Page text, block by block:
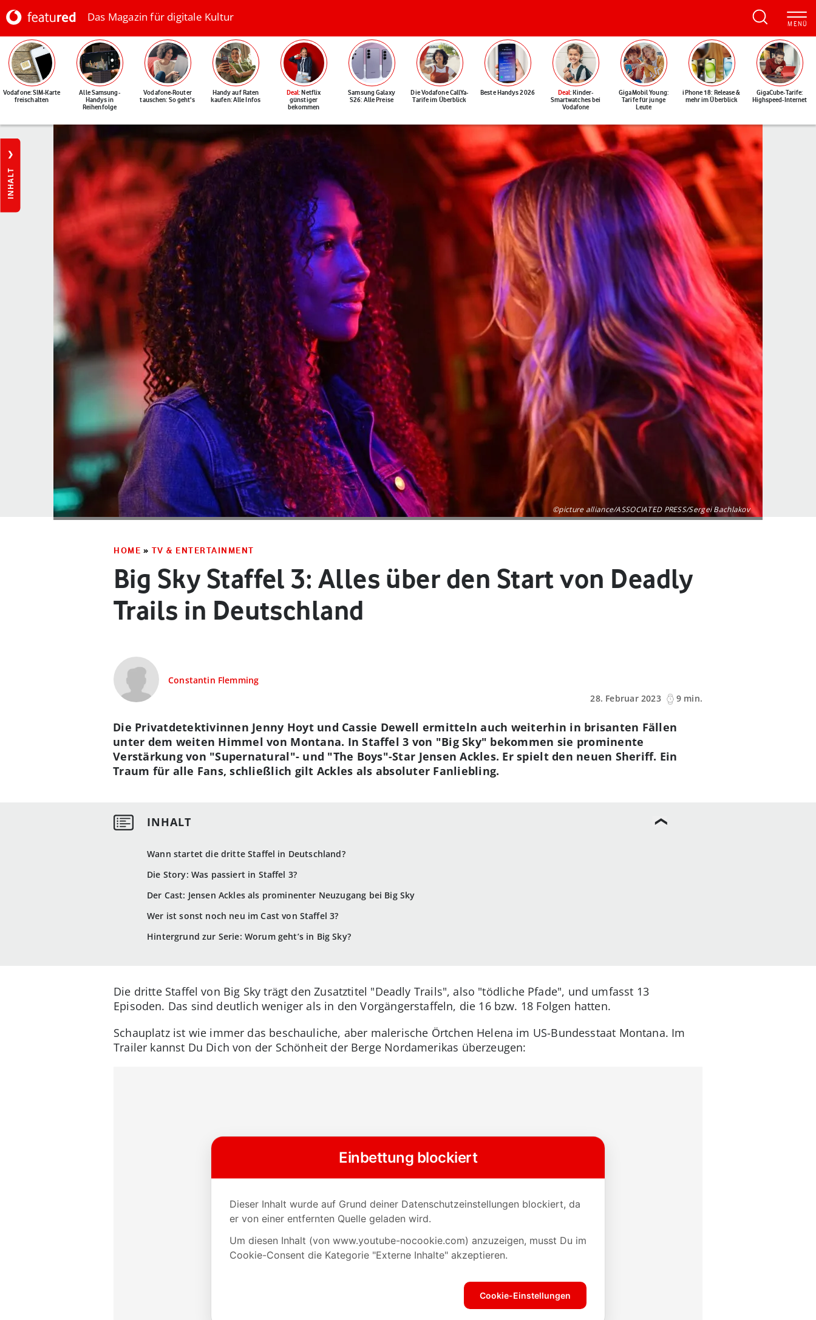
Das Magazin für digitale Kultur
Vodafone: SIM-Karte
freischalten
Alle Samsung-
Handys in
Reihenfolge
Vodafone-Router
tauschen: So geht's
Handy auf Raten
kaufen: Alle Infos
Deal: Netflix
günstiger
bekommen
Samsung Galaxy
S26: Alle Preise
Die Vodafone CallYa-
Tarife im Überblick
Beste Handys 2026 Deal: Kinder-
Smartwatches bei
Vodafone
GigaMobil Young:
Tarife für junge
Leute
iPhone 18: Release &
mehr im Überblick
GigaCube-Tarife:
Highspeed-Internet
INHALT
©picture alliance/ASSOCIATED PRESS/Sergei Bachlakov
HOME » TV & ENTERTAINMENT
Big Sky Staffel 3: Alles über den Start von Deadly
Trails in Deutschland
Constantin Flemming
28. Februar 2023
9 min.
Wann startet die dritte Staffel in Deutschland?
Die Story: Was passiert in Staffel 3?
Der Cast: Jensen Ackles als prominenter Neuzugang bei Big Sky
Wer ist sonst noch neu im Cast von Staffel 3?
Hintergrund zur Serie: Worum geht’s in Big Sky?
Die Privatdetektivinnen Jenny Hoyt und Cassie Dewell ermitteln auch weiterhin in brisanten Fällen
unter dem weiten Himmel von Montana. In Staffel 3 von "Big Sky" bekommen sie prominente
Verstärkung von "Supernatural"- und "The Boys"-Star Jensen Ackles. Er spielt den neuen Sheriff. Ein
Traum für alle Fans, schließlich gilt Ackles als absoluter Fanliebling.
Die dritte Staffel von Big Sky trägt den Zusatztitel "Deadly Trails", also "tödliche Pfade", und umfasst 13
Episoden. Das sind deutlich weniger als in den Vorgängerstaffeln, die 16 bzw. 18 Folgen hatten.
Schauplatz ist wie immer das beschauliche, aber malerische Örtchen Helena im US-Bundesstaat Montana. Im
Trailer kannst Du Dich von der Schönheit der Berge Nordamerikas überzeugen: